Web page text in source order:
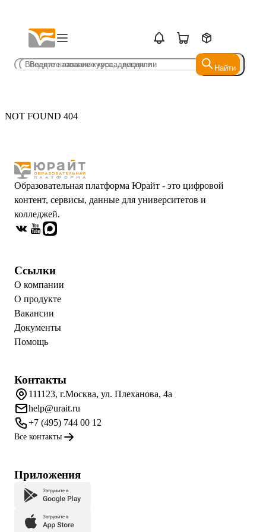
Найти
Найти
NOT FOUND 404
Образовательная платформа Юрайт - это цифровой
контент, сервисы, данные для университетов и
колледжей.
Ссылки
О компании
О продукте
Вакансии
Документы
Помощь
Контакты
111123, г.Москва, ул. Плеханова, 4а
help@urait.ru
+7 (495) 744 00 12
Все контакты
Приложения